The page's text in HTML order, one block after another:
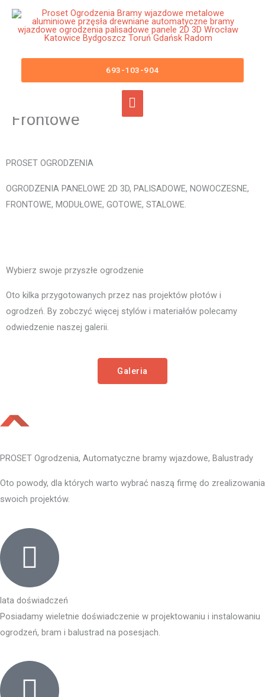
Przejdź
Główne
menu
693-103-904
Ogrodzenia Gogolin Bramy
Wjazdowe Furtki Płoty Metalowe
Aluminiowe Nowoczesne
Panelowe Palisadowe Stalowe
Frontowe
PROSET OGRODZENIA
OGRODZENIA PANELOWE 2D 3D, PALISADOWE, NOWOCZESNE,
FRONTOWE, MODUŁOWE, GOTOWE, STALOWE.
Wybierz swoje przyszłe ogrodzenie
Oto kilka przygotowanych przez nas projektów płotów i
ogrodzeń. By zobczyć więcej stylów i materiałów polecamy
odwiedzenie naszej galerii.
Galeria
PROSET Ogrodzenia, Automatyczne bramy wjazdowe, Balustrady
Oto powody, dla których warto wybrać naszą firmę do zrealizowania
swoich projektów.
lata doświadczeń
Posiadamy wieletnie doświadczenie w projektowaniu i instalowaniu
ogrodzeń, bram i balustrad na posesjach.